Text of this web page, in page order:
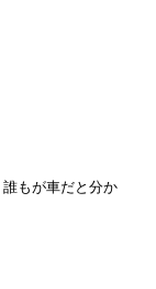
もが車だと分か